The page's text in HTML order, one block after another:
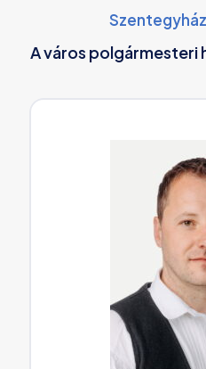
A város polgármesteri